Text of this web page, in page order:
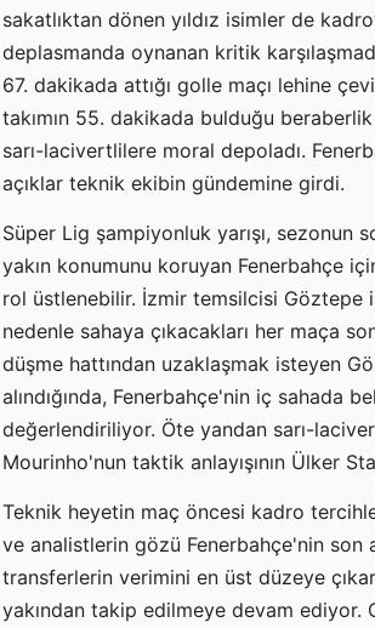
sakatlıktan dönen yıldız isimler de
deplasmanda oynanan kritik
67. dakikada attığı golle maçı lehine
takımın 55. dakikada bulduğu
sarı-lacivertlilere moral depoladı.
açıklar teknik ekibin gündemine girdi.
Süper Lig şampiyonluk yarışı, sezonun
yakın konumunu koruyan Fenerbahçe
rol üstlenebilir. İzmir temsilcisi Göztepe
nedenle sahaya çıkacakları her maça
düşme hattından uzaklaşmak isteyen
alındığında, Fenerbahçe'nin iç sahada
değerlendiriliyor. Öte yandan sarı-
Mourinho'nun taktik anlayışının Ülker
Teknik heyetin maç öncesi kadro
ve analistlerin gözü Fenerbahçe'nin son
transferlerin verimini en üst düzeye
yakından takip edilmeye devam ediyor.